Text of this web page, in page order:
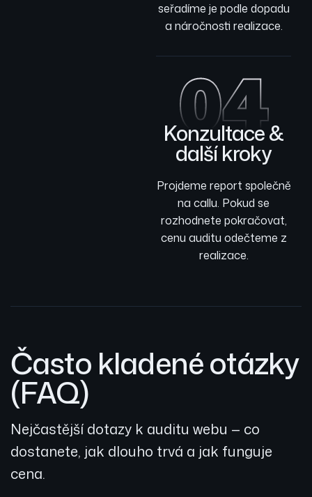
seřadíme je podle dopadu
a náročnosti realizace.
04
Konzultace &
další kroky
Projdeme report společně
na callu. Pokud se
rozhodnete pokračovat,
cenu auditu odečteme z
realizace.
Často kladené otázky
(FAQ)
Nejčastější dotazy k auditu webu — co
dostanete, jak dlouho trvá a jak funguje
cena.